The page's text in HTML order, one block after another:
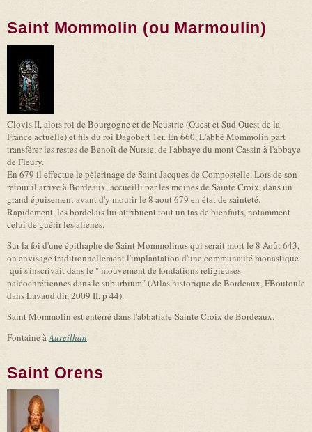
Saint Mommolin (ou Marmoulin)
Clovis II, alors roi de Bourgogne et de Neustrie (Ouest et Sud Ouest de la
France actuelle) et fils du roi Dagobert 1er. En 660, L'abbé Mommolin part
transférer les restes de Benoît de Nursie, de l'abbaye du mont Cassin à l'abbaye
de Fleury.
En 679 il effectue le pèlerinage de Saint Jacques de Compostelle. Lors de son
retour il arrive à Bordeaux, accueilli par les moines de Sainte Croix, dans un
grand épuisement avant d'y mourir le 8 aout 679 en état de sainteté.
Rapidement, les bordelais lui attribuent tout un tas de bienfaits, notamment
celui de guérir les aliénés.
Sur la foi d'une épithaphe de Saint Mommolinus qui serait mort le 8 Août 643,
on envisage traditionnellement l'implantation d'une communauté monastique
qui s'inscrivait dans le " mouvement de fondations religieuses
paléochrétiennes dans le suburbium" (Atlas historique de Bordeaux, FBoutoule
dans Lavaud dir, 2009 II, p 44).
Saint Mommolin est entérré dans l'abbatiale Sainte Croix de Bordeaux.
Fontaine àAureilhan
Saint Orens